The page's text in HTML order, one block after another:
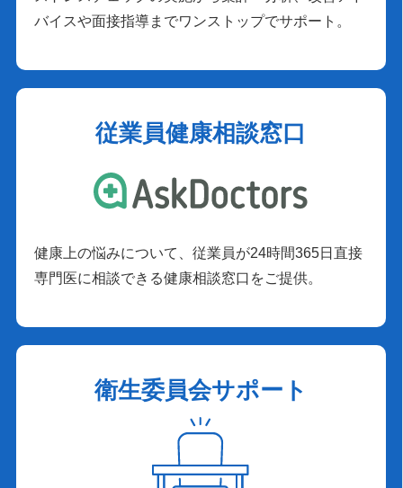
バイスや面接指導までワンストップでサポート。
従業員健康相談窓口
健康上の悩みについて、従業員が24時間365日直接
専門医に相談できる健康相談窓口をご提供。
衛生委員会サポート